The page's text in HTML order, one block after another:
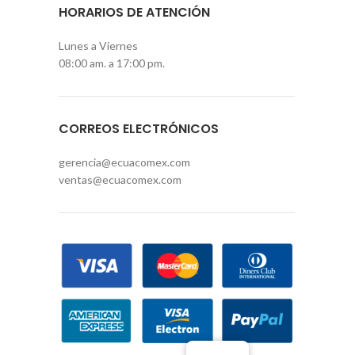
HORARIOS DE ATENCIÓN
Lunes a Viernes
08:00 am. a 17:00 pm.
CORREOS ELECTRÓNICOS
gerencia@ecuacomex.com
ventas@ecuacomex.com